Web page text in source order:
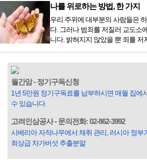
막이 열리기 전. 그 특유의 무대 냄
은 것이었다. 두 금동 미륵 반가사
렇게 시작됐다. 두 반가사유상을 알게 된 것은 몇 해 전이었다.
잡지의 발행인으로 독자에게 선보
중 우리 문화재를 하나씩 소개하고
나를 위로하는 방법, 한 가지
우리 주위에 대부분의 사람들은
다. 그러나 범죄를 저질러 교도소
니다. 밝혀지지 않았을 뿐 죄를 저
입힌다는 것입니다. 미꾸라지 한
옛말이 그저 허투루 생기지는 않
들은 열심히 살아갑니다. 그렇다
월간암 - 정기구독신청
1년 5만원 정기구독료를 납부하시면 매월 집에
수 있습니다.
고려인삼공사 - 문의전화: 02-862-3992
시베리아 자작나무에서 채취 관리, 러시아 정부
최상급 차가버섯 추출분말